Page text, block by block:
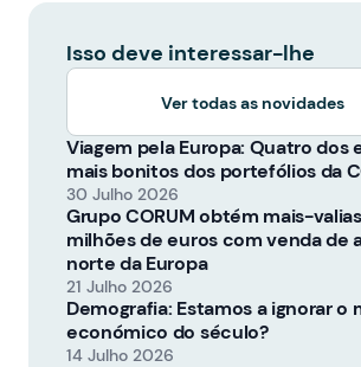
Isso deve interessar-lhe
Ver todas as novidades
Viagem pela Europa: Quatro dos
mais bonitos dos portefólios da
30 Julho 2026
Grupo CORUM obtém mais-
milhões de euros com venda de
norte da Europa
21 Julho 2026
Demografia: Estamos a ignorar o
económico do século?
14 Julho 2026